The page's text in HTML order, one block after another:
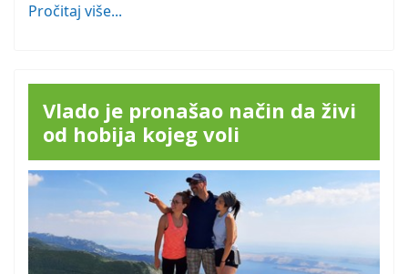
Pročitaj više...
Vlado je pronašao način da živi
od hobija kojeg voli